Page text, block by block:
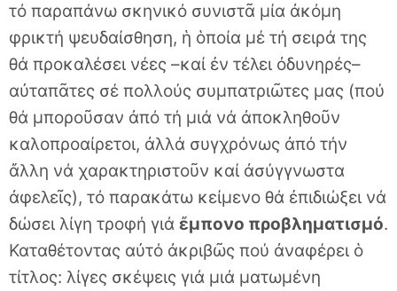
τό παραπάνω σκηνικό συνιστᾶ μία ἀκόμη
φρικτή ψευδαίσθηση, ἡ ὁποία μέ τή σειρά της
θά προκαλέσει νέες –καί ἐν τέλει ὀδυνηρές–
αὐταπᾶτες σέ πολλούς συμπατριῶτες μας (πού
θά μποροῦσαν ἀπό τή μιά νά ἀποκληθοῦν
καλοπροαίρετοι, ἀλλά συγχρόνως ἀπό τήν
ἄλλη νά χαρακτηριστοῦν καί ἀσύγγνωστα
ἀφελεῖς), τό παρακάτω κείμενο θά ἐπιδιώξει νά
δώσει λίγη τροφή γιά ἔμπονο προβληματισμό.
Καταθέτοντας αὐτό ἀκριβῶς πού ἀναφέρει ὁ
τίτλος: λίγες σκέψεις γιά μιά ματωμένη